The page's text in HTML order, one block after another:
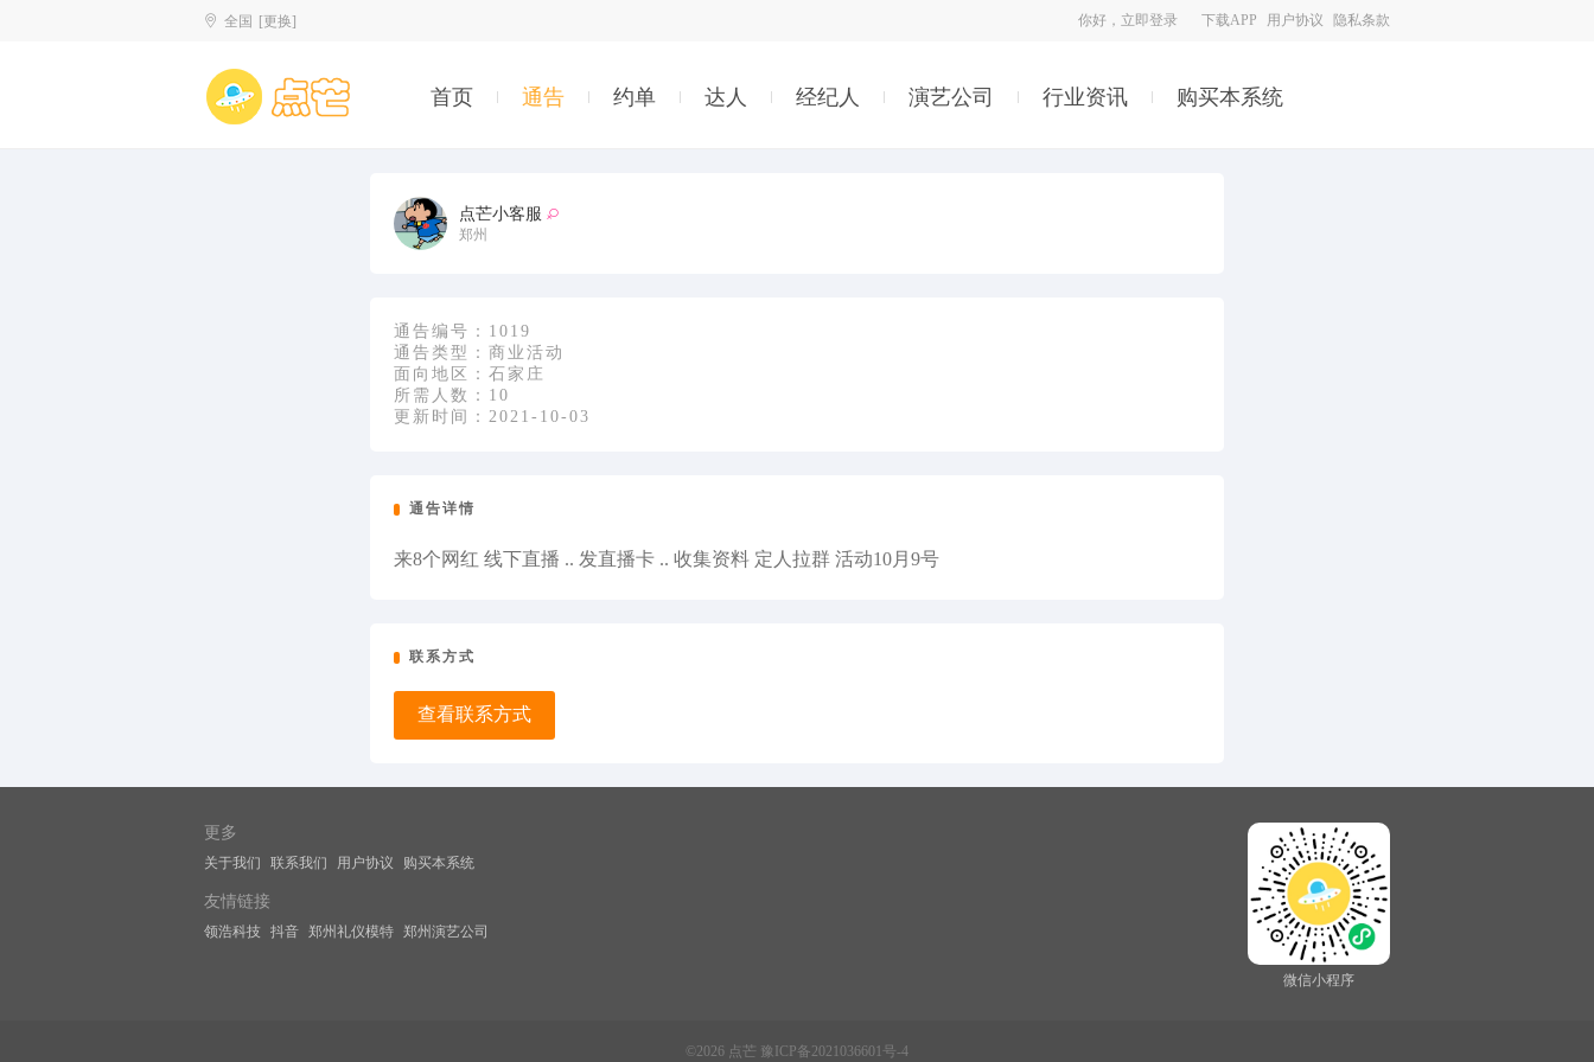
全国 [更换] 下载APP 用户协议 隐私条款
你好，立即登录
首页 通告 约单 达人 经纪人 演艺公司 行业资讯 购买本系统
点芒小客服
郑州
通告编号： 1019
通告类型： 商业活动
面向地区： 石家庄
所需人数： 10
更新时间： 2021-10-03
通告详情
来8个网红 线下直播 .. 发直播卡 .. 收集资料 定人拉群 活动10月9号
联系方式
查看联系方式
更多
关于我们 联系我们 用户协议 购买本系统
友情链接
领浩科技 抖音 郑州礼仪模特 郑州演艺公司
微信小程序
©2026 点芒 豫ICP备2021036601号-4